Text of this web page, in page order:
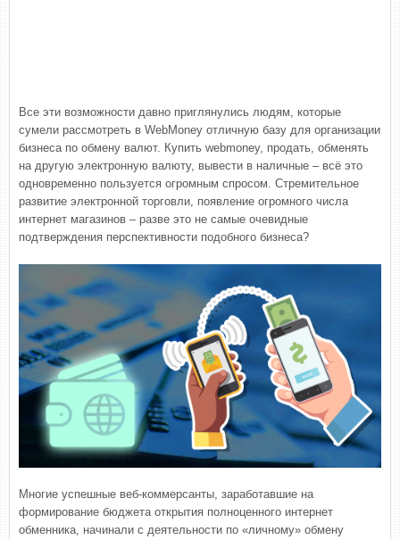
Все эти возможности давно приглянулись людям, которые
сумели рассмотреть в WebMoney отличную базу для организации
бизнеса по обмену валют. Купить webmoney, продать, обменять
на другую электронную валюту, вывести в наличные – всё это
одновременно пользуется огромным спросом. Стремительное
развитие электронной торговли, появление огромного числа
интернет магазинов – разве это не самые очевидные
подтверждения перспективности подобного бизнеса?
Многие успешные веб-коммерсанты, заработавшие на
формирование бюджета открытия полноценного интернет
обменника, начинали с деятельности по «личному» обмену